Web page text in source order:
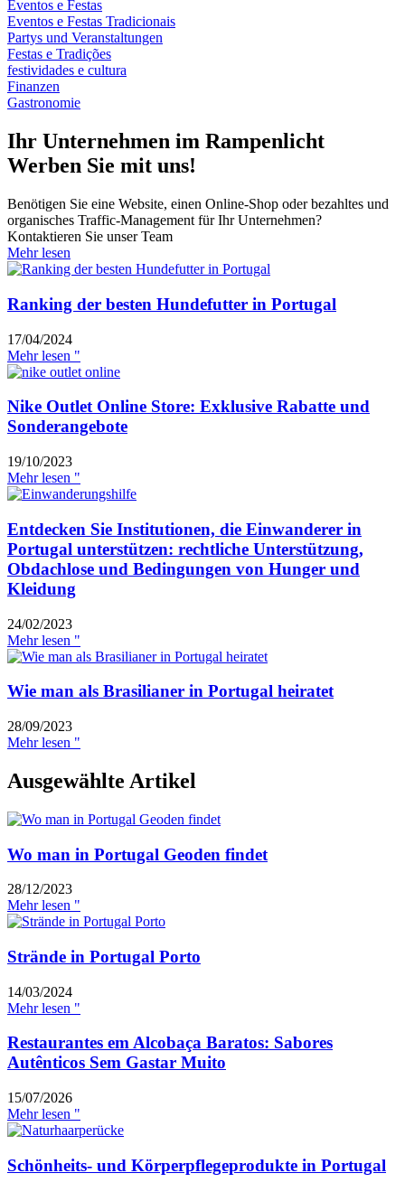
Eventos e Festas
Eventos e Festas Tradicionais
Partys und Veranstaltungen
Festas e Tradições
festividades e cultura
Finanzen
Gastronomie
Ihr Unternehmen im Rampenlicht
Werben Sie mit uns!
Benötigen Sie eine Website, einen Online-Shop oder bezahltes und
organisches Traffic-Management für Ihr Unternehmen?
Kontaktieren Sie unser Team
Mehr lesen
Ranking der besten Hundefutter in Portugal
17/04/2024
Mehr lesen "
Nike Outlet Online Store: Exklusive Rabatte und
Sonderangebote
19/10/2023
Mehr lesen "
Entdecken Sie Institutionen, die Einwanderer in
Portugal unterstützen: rechtliche Unterstützung,
Obdachlose und Bedingungen von Hunger und
Kleidung
24/02/2023
Mehr lesen "
Wie man als Brasilianer in Portugal heiratet
28/09/2023
Mehr lesen "
Ausgewählte Artikel
Wo man in Portugal Geoden findet
28/12/2023
Mehr lesen "
Strände in Portugal Porto
14/03/2024
Mehr lesen "
Restaurantes em Alcobaça Baratos: Sabores
Autênticos Sem Gastar Muito
15/07/2026
Mehr lesen "
Schönheits- und Körperpflegeprodukte in Portugal